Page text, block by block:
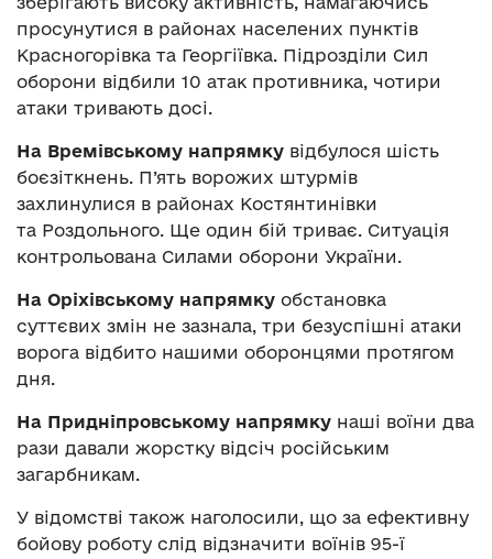
просунутися в районах населених пунктів
Красногорівка та Георгіївка. Підрозділи Сил
оборони відбили 10 атак противника, чотири
атаки тривають досі.
На Времівському напрямку відбулося шість
боєзіткнень. П’ять ворожих штурмів
захлинулися в районах Костянтинівки
та Роздольного. Ще один бій триває. Ситуація
контрольована Силами оборони України.
На Оріхівському напрямку обстановка
суттєвих змін не зазнала, три безуспішні атаки
ворога відбито нашими оборонцями протягом
дня.
На Придніпровському напрямку наші воїни два
рази давали жорстку відсіч російським
загарбникам.
У відомстві також наголосили, що за ефективну
бойову роботу слід відзначити воїнів 95-ї